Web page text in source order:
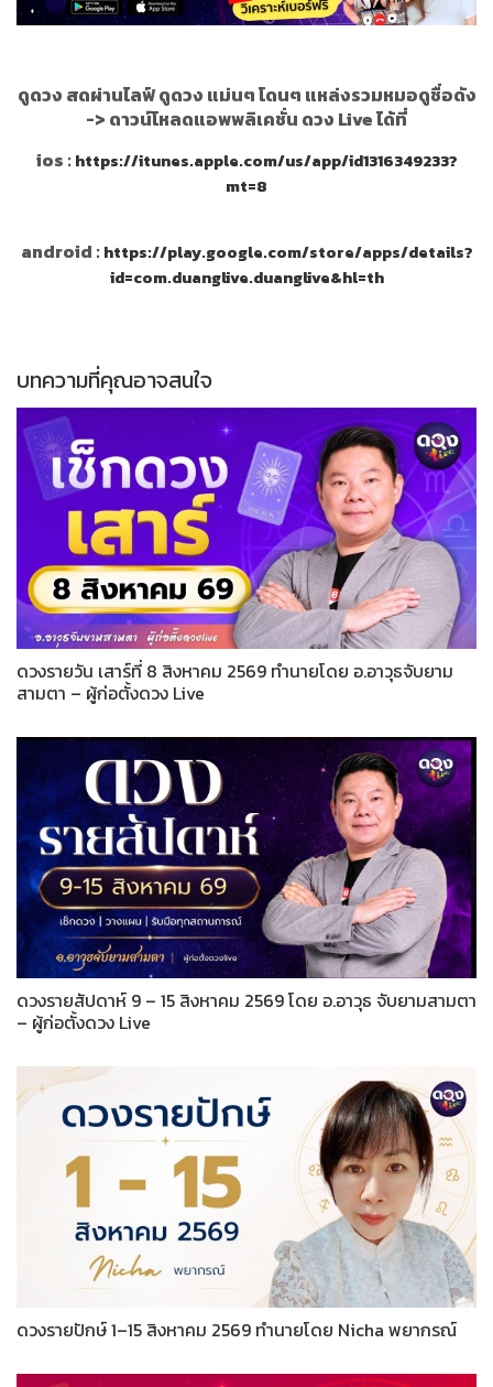
ดูดวง สดผ่านไลฟ์ ดูดวง แม่นๆ โดนๆ แหล่งรวมหมอดูชื่อดัง
-> ดาวน์โหลดแอพพลิเคชั่น ดวง Live ได้ที่
ios :https://itunes.apple.com/us/app/id1316349233?
mt=8
android :https://play.google.com/store/apps/details?
id=com.duanglive.duanglive&hl=th
บทความที่คุณอาจสนใจ
ดวงรายวัน เสาร์ที่ 8 สิงหาคม 2569 ทำนายโดย อ.อาวุธจับยาม
สามตา – ผู้ก่อตั้งดวง Live
ดวงรายสัปดาห์ 9 – 15 สิงหาคม 2569 โดย อ.อาวุธ จับยามสามตา
– ผู้ก่อตั้งดวง Live
ดวงรายปักษ์ 1–15 สิงหาคม 2569 ทำนายโดย Nicha พยากรณ์